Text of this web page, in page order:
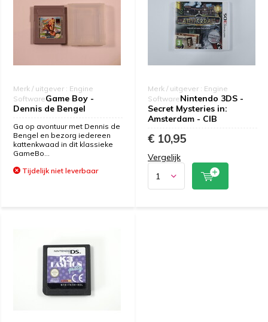
Merk / uitgever : Engine
SoftwareGame Boy -
Dennis de Bengel
Ga op avontuur met Dennis de
Bengel en bezorg iedereen
kattenkwaad in dit klassieke
GameBo...
Tijdelijk niet leverbaar
Merk / uitgever : Engine
SoftwareNintendo 3DS -
Secret Mysteries in:
Amsterdam - CIB
€ 10,95
Vergelijk